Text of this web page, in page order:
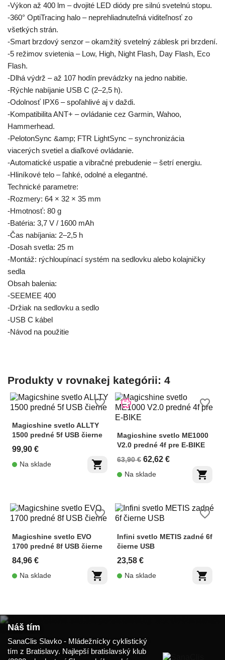
-Výkon až 400 lm – dvojité LED diódy pre silnú svetelnú stopu.
-360° OptiTracing halo – neprehliadnuteľná viditeľnosť zo
všetkých strán.
-Smart brzdový senzor – okamžitý svetelný záblesk pri brzdení.
-5 režimov svietenia – Low, High, Night Flash, Day Flash, Eco
Flash.
-Dlhá výdrž – až 107 hodín prevádzky na jedno nabitie.
-Rýchle nabíjanie USB C (2–2,5 h).
-Odolnosť IPX6 – spoľahlivé aj v daždi.
-Kompatibilita ANT+ – ovládanie cez Garmin, Wahoo,
Hammerhead.
-PelotonSync &amp; FTR LightSync – synchronizácia
viacerých svetiel a diaľkové ovládanie.
-Automatické uspatie a vibračné prebudenie – šetrí energiu.
-Hliníkové telo – ľahké, odolné a elegantné.
Technické parametre:
-Rozmery: 64 × 32 × 35 mm
-Hmotnosť: 80 g
-Batéria: 3,7 V / 1600 mAh
-Čas nabíjania: 2–2,5 h
-Dosah svetla: 25 m
-Montáž: rýchloupínací systém na sedlovku alebo kolajničky
sedla
Obsah balenia:
-SEEMEE 400
-Držiak na sedlovku a sedlo
-USB C kábel
-Návod na použitie
Produkty v rovnakej kategórii: 4
Magicshine svetlo ALLTY
1500 predné 5f USB čierne
99,90 €
shopping_cart
Na sklade
favorite_border
Magicshine svetlo ME1000
V2.0 predné 4f pre E-BIKE
63,90 € 62,62 €
shopping_cart
Na sklade
savings favorite_border
Magicshine svetlo EVO
1700 predné 8f USB čierne
84,96 €
shopping_cart
Na sklade
favorite_border
Infini svetlo METIS zadné 6f
čierne USB
23,58 €
shopping_cart
Na sklade
favorite_border
Náš tím
SanaClis Slavko - Mládežnícky cyklistický
tím z Bratislavy. Najlepší bratislavský klub